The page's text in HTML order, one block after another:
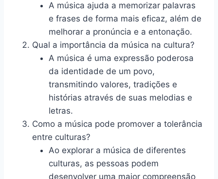
A música ajuda a memorizar palavras
e frases de forma mais eficaz, além de
melhorar a pronúncia e a entonação.
Qual a importância da música na cultura?
A música é uma expressão poderosa
da identidade de um povo,
transmitindo valores, tradições e
histórias através de suas melodias e
letras.
Como a música pode promover a tolerância
entre culturas?
Ao explorar a música de diferentes
culturas, as pessoas podem
desenvolver uma maior compreensão